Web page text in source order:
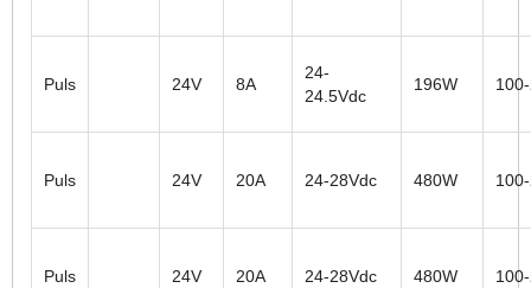
Puls 24V 8A
24-
24.5Vdc
196W
Puls 24V 20A 24-28Vdc 480W
Puls 24V 20A 24-28Vdc 480W